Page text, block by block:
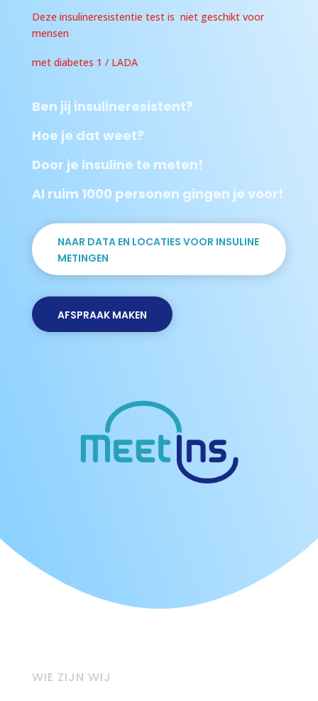
Deze insulineresistentie test is niet geschikt voor
mensen
met diabetes 1 / LADA
Ben jij insulineresistent?
Hoe je dat weet?
Door je insuline te meten!
Al ruim 1000 personen gingen je voor!
NAAR DATA EN LOCATIES VOOR INSULINE
METINGEN
AFSPRAAK MAKEN
WIE ZIJN WIJ